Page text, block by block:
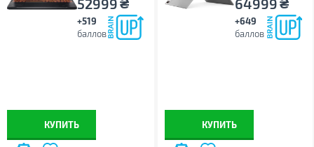
52999
+519
баллов
КУПИТЬ
64999
+649
баллов
КУПИТЬ